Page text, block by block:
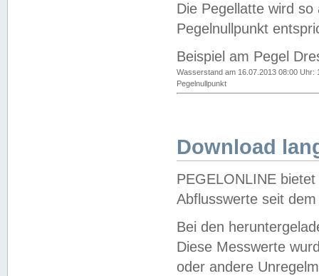
Die Pegellatte wird
Pegelnullpunkt
Beispiel am Pegel
Wasserstand am 16.07.2013 08:00 Uhr:
Pegelnullpunkt
Download
PEGELONLINE
Abflusswerte seit
Bei den
Diese Messwerte
oder andere